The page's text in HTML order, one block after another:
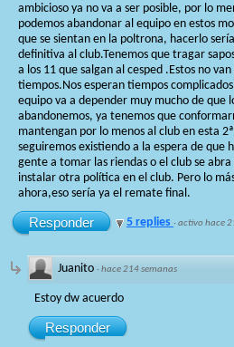
ambicioso ya no va a ser posible, por lo
podemos abandonar al equipo en estos
que se sientan en la poltrona, hacerlo
definitiva al club.Tenemos que tragar
a los 11 que salgan al cesped .Estos no
tiempos.Nos esperan tiempos
equipo va a depender muy mucho de que
abandonemos, ya tenemos que
mantengan por lo menos al club en esta
seguiremos existiendo a la espera de que
gente a tomar las riendas o el club se abra
instalar otra política en el club. Pero lo
ahora,eso sería ya el remate final.
Responder 5 replies ·activo hace
Juanito ·hace 214 semanas
Estoy dw acuerdo
Responder